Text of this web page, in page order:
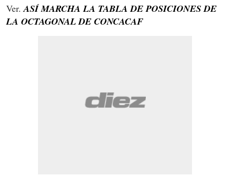
Ver.ASÍ MARCHA LA TABLA DE POSICIONES DE
LA OCTAGONAL DE CONCACAF